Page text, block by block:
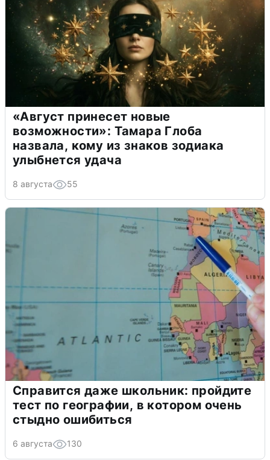
«Август принесет новые
возможности»: Тамара Глоба
назвала, кому из знаков зодиака
улыбнется удача
8 августа 55
Справится даже школьник: пройдите
тест по географии, в котором очень
стыдно ошибиться
6 августа 130